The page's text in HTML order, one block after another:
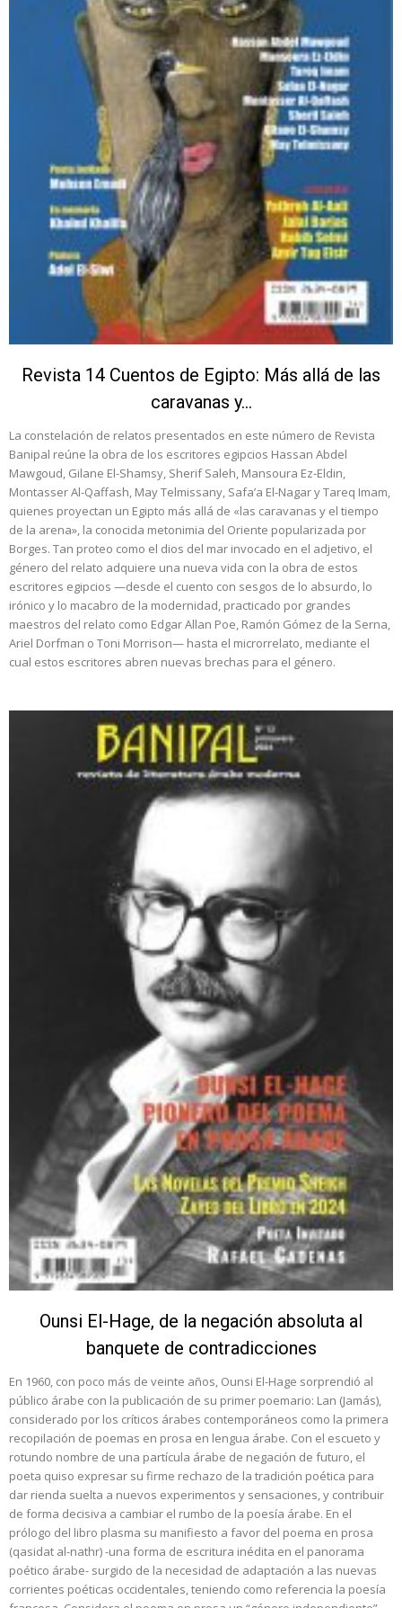
Revista 14 Cuentos de Egipto: Más allá de las
caravanas y...
La constelación de relatos presentados en este número de Revista
Banipal reúne la obra de los escritores egipcios Hassan Abdel
Mawgoud, Gilane El-Shamsy, Sherif Saleh, Mansoura Ez-Eldin,
Montasser Al-Qaffash, May Telmissany, Safa’a El-Nagar y Tareq Imam,
quienes proyectan un Egipto más allá de «las caravanas y el tiempo
de la arena», la conocida metonimia del Oriente popularizada por
Borges. Tan proteo como el dios del mar invocado en el adjetivo, el
género del relato adquiere una nueva vida con la obra de estos
escritores egipcios —desde el cuento con sesgos de lo absurdo, lo
irónico y lo macabro de la modernidad, practicado por grandes
maestros del relato como Edgar Allan Poe, Ramón Gómez de la Serna,
Ariel Dorfman o Toni Morrison— hasta el microrrelato, mediante el
cual estos escritores abren nuevas brechas para el género.
Ounsi El-Hage, de la negación absoluta al
banquete de contradicciones
En 1960, con poco más de veinte años, Ounsi El-Hage sorprendió al
público árabe con la publicación de su primer poemario: Lan (Jamás),
considerado por los críticos árabes contemporáneos como la primera
recopilación de poemas en prosa en lengua árabe. Con el escueto y
rotundo nombre de una partícula árabe de negación de futuro, el
poeta quiso expresar su firme rechazo de la tradición poética para
dar rienda suelta a nuevos experimentos y sensaciones, y contribuir
de forma decisiva a cambiar el rumbo de la poesía árabe. En el
prólogo del libro plasma su manifiesto a favor del poema en prosa
(qasidat al-nathr) -una forma de escritura inédita en el panorama
poético árabe- surgido de la necesidad de adaptación a las nuevas
corrientes poéticas occidentales, teniendo como referencia la poesía